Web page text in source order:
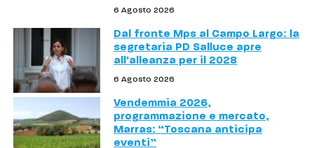
6 Agosto 2026
Dal fronte Mps al Campo Largo: la
segretaria PD Salluce apre
all'alleanza per il 2028
6 Agosto 2026
Vendemmia 2026,
programmazione e mercato,
Marras: “Toscana anticipa
eventi”